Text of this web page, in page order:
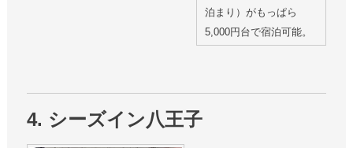
泊まり）がもっぱら
5,000円台で宿泊可能。
4. シーズイン八王子